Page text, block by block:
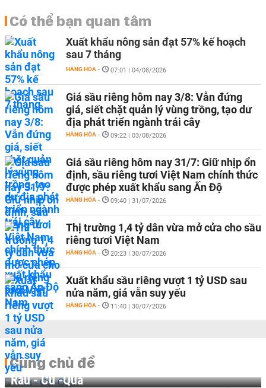
Có thể bạn quan tâm
Xuất khẩu nông sản đạt 57% kế hoạch
sau 7 tháng
HÀNG HÓA - 07:01 | 04/08/2026
Giá sầu riêng hôm nay 3/8: Vẫn đứng
giá, siết chặt quản lý vùng trồng, tạo dư
địa phát triển ngành trái cây
HÀNG HÓA - 09:22 | 03/08/2026
Giá sầu riêng hôm nay 31/7: Giữ nhịp ổn
định, sầu riêng tươi Việt Nam chính thức
được phép xuất khẩu sang Ấn Độ
HÀNG HÓA - 09:40 | 31/07/2026
Thị trường 1,4 tỷ dân vừa mở cửa cho sầu
riêng tươi Việt Nam
HÀNG HÓA - 20:23 | 30/07/2026
Xuất khẩu sầu riêng vượt 1 tỷ USD sau
nửa năm, giá vẫn suy yếu
HÀNG HÓA - 11:40 | 30/07/2026
Cùng chủ đề
Rau - Củ -Quả